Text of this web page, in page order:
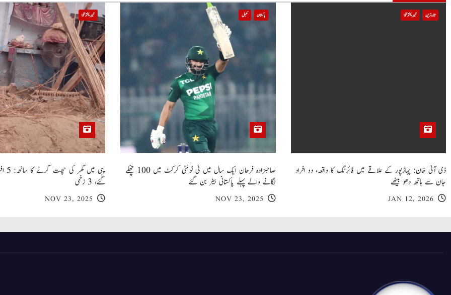
تازہ ترین خیبر پختونخوا
ڈی آئی خان: پہاڑپور کے علاقے میں فائرنگ کا واقعہ، دو افراد
جان سے ہاتھ دھو بیٹھے
JAN 12, 2026
پاکستان کھیل
صاحبزادہ فرحان ایک سال میں ٹی ٹوئنٹی کرکٹ میں 100 چھکے
لگانے والے پہلے پاکستانی بیٹر بن گئے
NOV 23, 2025
خیبر پختونخوا
گئے، 3 زخمی
NOV 23, 2025